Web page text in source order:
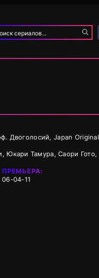
Двоголосий, Japan Original
Юкари Тамура, Саори Гото,
ПРЕМЬЕРА:
06-04-11